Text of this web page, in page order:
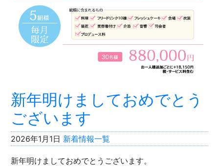
新年明けましておめでとう
ございます
2026年1月1日 新着情報一覧
新年明けましておめでとうございます。